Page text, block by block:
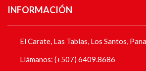
INFORMACIÓN
El Carate, Las Tablas, Los Santos,
Llámanos: (+507) 6409.8686